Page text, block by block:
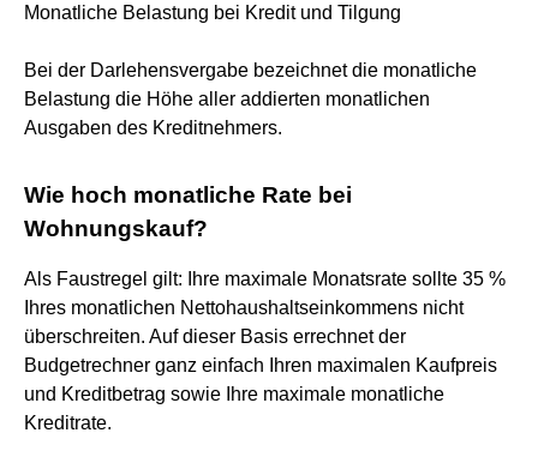
Monatliche Belastung bei Kredit und Tilgung
Bei der Darlehensvergabe bezeichnet die monatliche
Belastung die Höhe aller addierten monatlichen
Ausgaben des Kreditnehmers.
Wie hoch monatliche Rate bei
Wohnungskauf?
Als Faustregel gilt: Ihre maximale Monatsrate sollte 35 %
Ihres monatlichen Nettohaushaltseinkommens nicht
überschreiten. Auf dieser Basis errechnet der
Budgetrechner ganz einfach Ihren maximalen Kaufpreis
und Kreditbetrag sowie Ihre maximale monatliche
Kreditrate.